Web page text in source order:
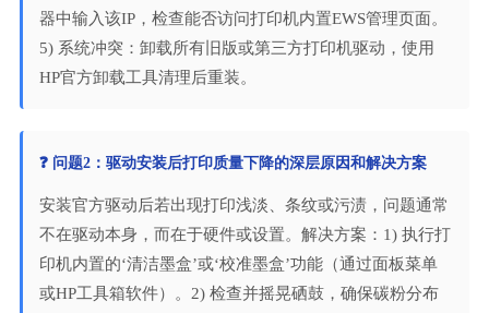
器中输入该IP，检查能否访问打印机内置EWS管理页面。
5) 系统冲突：卸载所有旧版或第三方打印机驱动，使用
HP官方卸载工具清理后重装。
❓ 问题2：驱动安装后打印质量下降的深层原因和解决方案
安装官方驱动后若出现打印浅淡、条纹或污渍，问题通常
不在驱动本身，而在于硬件或设置。解决方案：1) 执行打
印机内置的‘清洁墨盒’或‘校准墨盒’功能（通过面板菜单
或HP工具箱软件）。2) 检查并摇晃硒鼓，确保碳粉分布